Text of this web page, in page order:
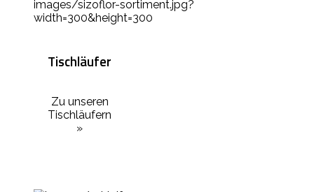
Tischläufer
Zu unseren
Tischläufern
»